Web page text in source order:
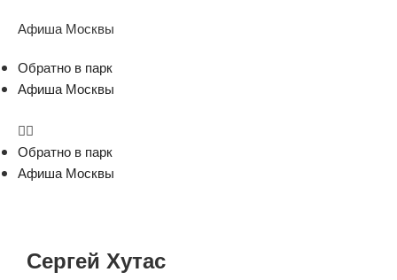
Афиша Москвы
Обратно в парк
Афиша Москвы
Обратно в парк
Афиша Москвы
Сергей Хутас